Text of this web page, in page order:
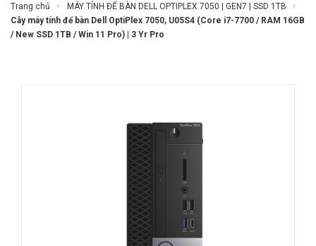
Trang chủ
MÁY TÍNH ĐỂ BÀN DELL OPTIPLEX 7050 | GEN7 | SSD 1TB
Cây máy tính để bàn Dell OptiPlex 7050, U05S4 (Core i7-7700 / RAM 16GB
/ New SSD 1TB / Win 11 Pro) | 3 Yr Pro